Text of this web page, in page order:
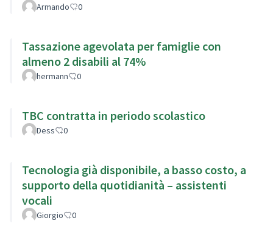
Armando 0
Tassazione agevolata per famiglie con
almeno 2 disabili al 74%
hermann 0
TBC contratta in periodo scolastico
Dess 0
Tecnologia già disponibile, a basso costo, a
supporto della quotidianità – assistenti
vocali
Giorgio 0